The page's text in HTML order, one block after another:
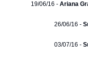
19/06/16 - Ariana
26/06/16 -
03/07/16 -